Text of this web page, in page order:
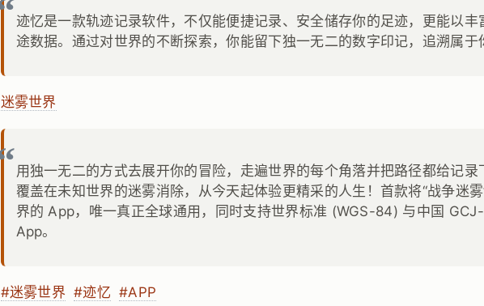
迹忆是一款轨迹记录软件，不仅能便捷记录、安全储存你的足迹，更能以丰
途数据。通过对世界的不断探索，你能留下独一无二的数字印记，追溯属于
迷雾世界
用独一无二的方式去展开你的冒险，走遍世界的每个角落并把路径都给记
覆盖在未知世界的迷雾消除，从今天起体验更精采的人生！首款将“战争迷
界的 App，唯一真正全球通用，同时支持世界标准 (WGS-84) 与中国
App。
#迷雾世界 #迹忆 #APP